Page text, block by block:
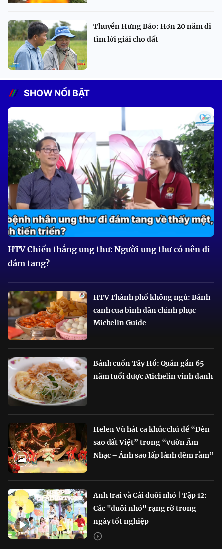
Thuyền Hưng Bảo: Hơn 20 năm đi
tìm lời giải cho đất
SHOW NỔI BẬT
HTV Chiến thắng ung thư: Người ung thư có nên đi
đám tang?
HTV Thành phố không ngủ: Bánh
canh cua bình dân chinh phục
Michelin Guide
Bánh cuốn Tây Hồ: Quán gần 65
năm tuổi được Michelin vinh danh
Helen Vũ hát ca khúc chủ đề “Đèn
sao đất Việt” trong “Vườn Âm
Nhạc – Ánh sao lấp lánh đêm rằm”
Anh trai và Cái đuôi nhỏ | Tập 12:
Các "đuôi nhỏ" rạng rỡ trong
ngày tốt nghiệp